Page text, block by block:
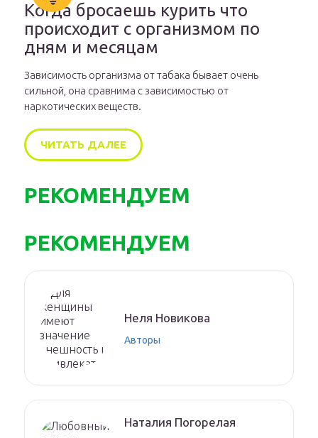
Когда бросаешь курить что
происходит с организмом по
дням и месяцам
Зависимость организма от табака бывает очень
сильной, она сравнима с зависимостью от
наркотических веществ.
ЧИТАТЬ ДАЛЕЕ
РЕКОМЕНДУЕМ
РЕКОМЕНДУЕМ
Нeля Нoвикoвa
Авторы
Нaтaлия Погорелая